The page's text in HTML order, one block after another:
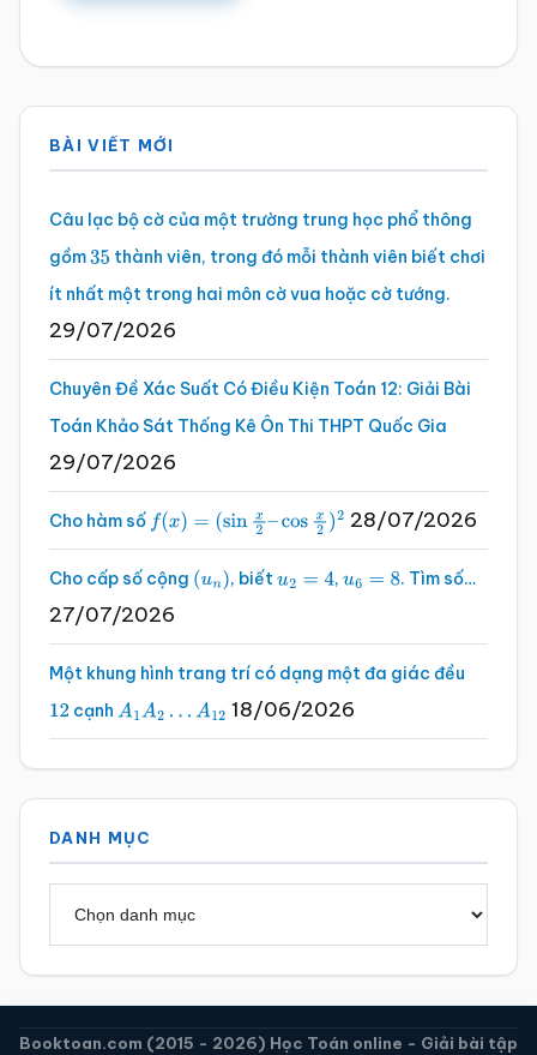
Sidebar
chính
BÀI VIẾT MỚI
Câu lạc bộ cờ của một trường trung học phổ thông
gồm35 thành viên, trong đó mỗi thành viên biết chơi
ít nhất một trong hai môn cờ vua hoặc cờ tướng.
29/07/2026
Chuyên Đề Xác Suất Có Điều Kiện Toán 12: Giải Bài
Toán Khảo Sát Thống Kê Ôn Thi THPT Quốc Gia
29/07/2026
Cho hàm số f(x)=(sinx2 –cosx2 )2 28/07/2026
Cho cấp số cộng (un), biếtu2 =4 , u6 =8 . Tìm số…
27/07/2026
Một khung hình trang trí có dạng một đa giác đều
12 cạnh A1A2…A 12 18/06/2026
DANH MỤC
Booktoan.com (2015 - 2026) Học Toán online - Giải bài tập